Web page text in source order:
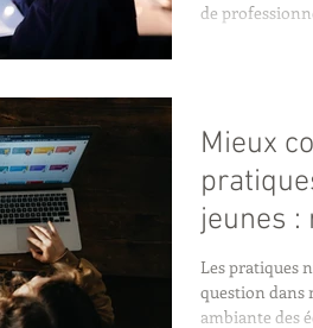
de
Mieux
jeunes :
vidéo,
Les pratiques
question dans
ambiante des